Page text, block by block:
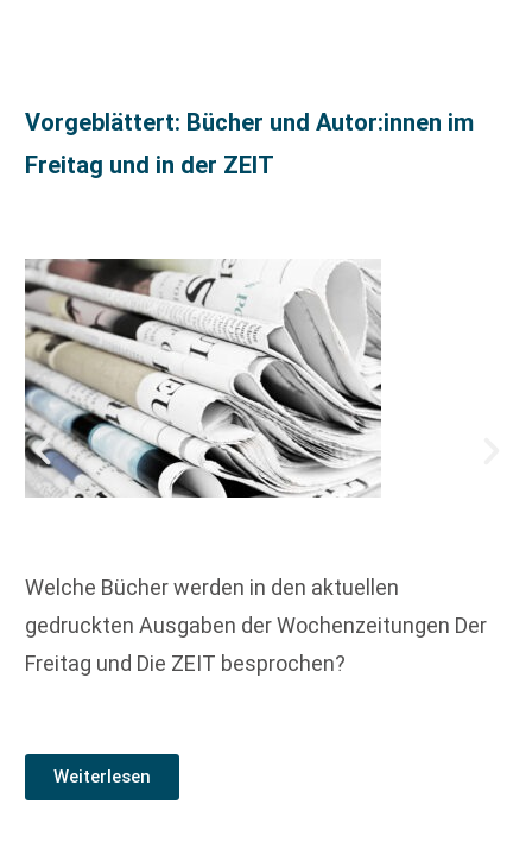
Vorgeblättert: Bücher und Autor:innen im
Freitag und in der ZEIT
Welche Bücher werden in den aktuellen
gedruckten Ausgaben der Wochenzeitungen Der
Freitag und Die ZEIT besprochen?
Weiterlesen